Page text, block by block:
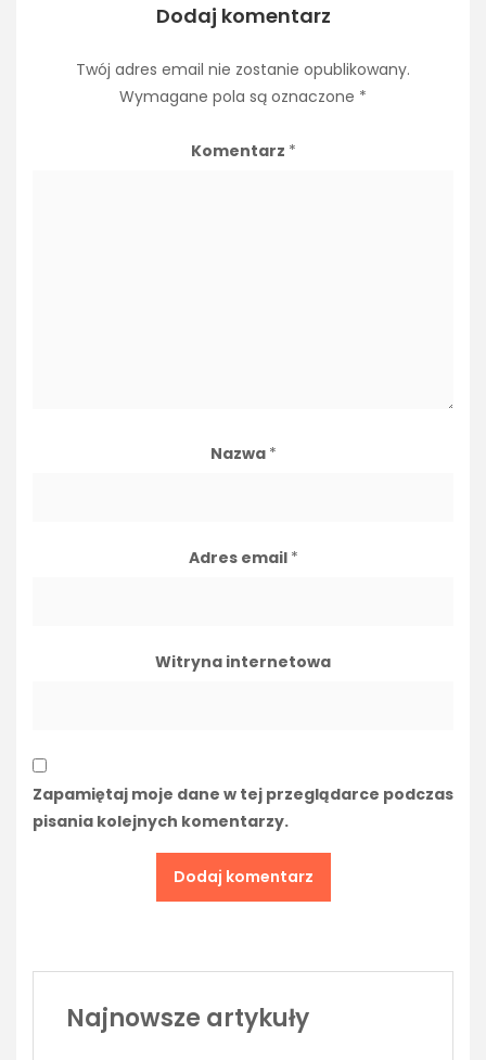
Dodaj komentarz
Twój adres email nie zostanie opublikowany.
Wymagane pola są oznaczone *
Komentarz *
Nazwa *
Adres email *
Witryna internetowa
Zapamiętaj moje dane w tej przeglądarce podczas
pisania kolejnych komentarzy.
Najnowsze artykuły